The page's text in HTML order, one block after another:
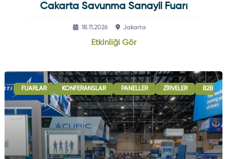
Cakarta Savunma Sanayii Fuarı
18.11.2026 Jakarta
Etkinliği Gör
FUARLAR KONFERANSLAR PANELLER ZIRVELER B2B